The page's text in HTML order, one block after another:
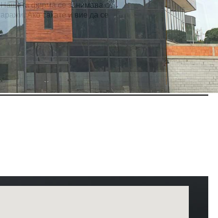
фирма се занимава со
Ако сакате и вие да се